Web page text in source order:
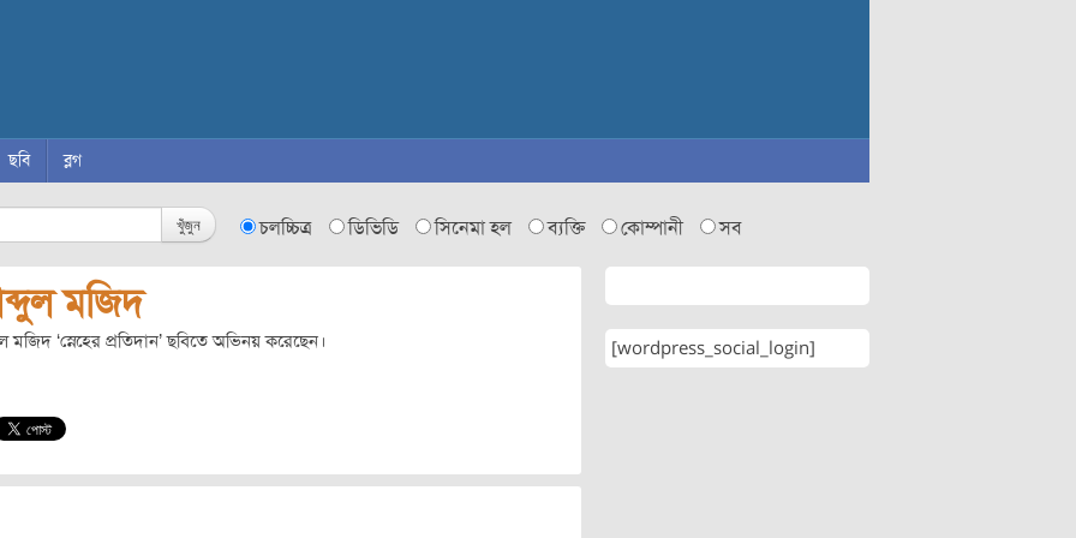
ছবি ব্লগ
খুঁজুন চলচ্চিত্র ডিভিডি সিনেমা হল ব্যক্তি কোম্পানী সব
মজিদ
মজিদ ‘স্নেহের প্রতিদান’ ছবিতে অভিনয় করেছেন। [wordpress_social_login]